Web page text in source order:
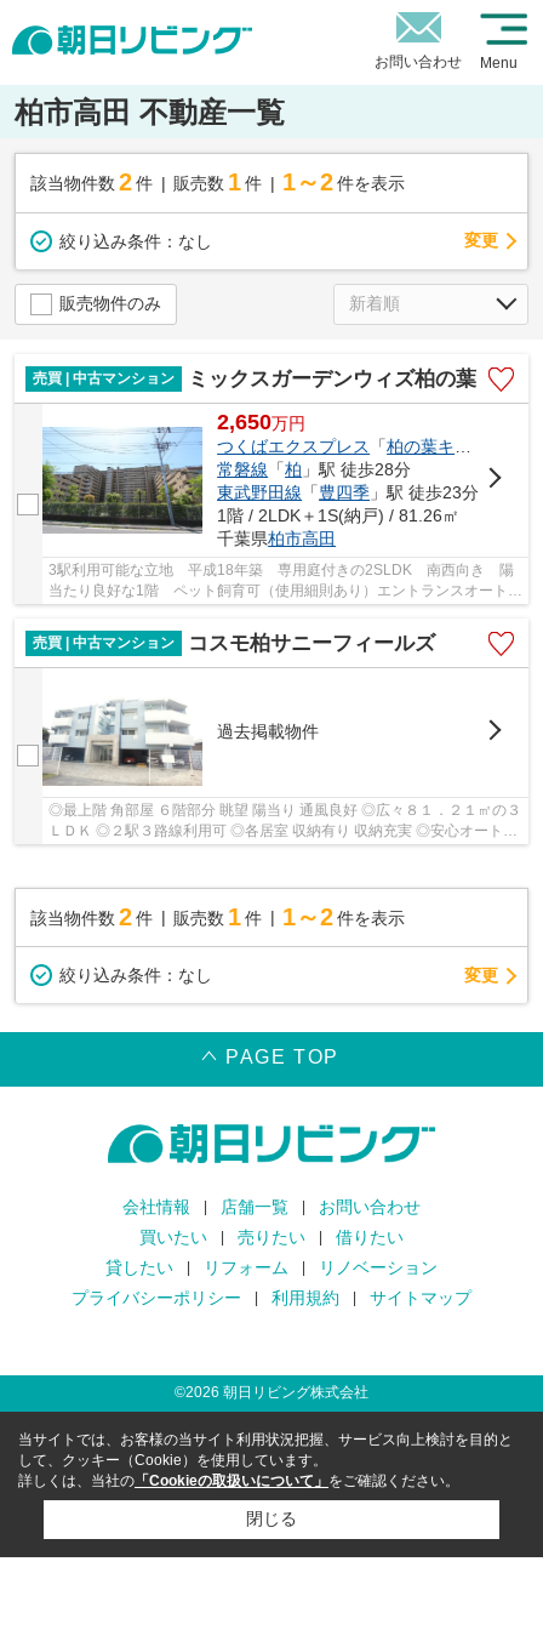
お問い合わせ Menu
柏市高田 不動産一覧
該当物件数 2件 販売数 1 件 1～2 件を表示
絞り込み条件： なし 変更
販売物件のみ
売買 | 中古マンション ミックスガーデンウィズ柏の葉
2,650万円
つくばエクスプレス
「柏の葉キャンパス
常磐線 「柏 」駅 徒歩28分
東武野田線 「豊四季 」駅 徒歩23分
1階 / 2LDK＋1S(納戸) / 81.26㎡
千葉県柏市高田
3駅利用可能な立地 平成18年築 専用庭付きの2SLDK 南西向き 陽
当たり良好な1階 ペット飼育可（使用細則あり）エントランスオートロ
売買 | 中古マンション
コスモ柏サニーフィールズ
過去掲載物件
◎最上階 角部屋 ６階部分 眺望 陽当り 通風良好 ◎広々８１．２１㎡の３
ＬＤＫ ◎２駅３路線利用可 ◎各居室 収納有り 収納充実 ◎安心オートロ
該当物件数 2件 販売数 1 件 1～2 件を表示
絞り込み条件： なし 変更
PAGE TOP
会社情報 店舗一覧
お問い合わせ
買いたい
売りたい
借りたい
貸したい
リフォーム
リノベーション
プライバシーポリシー
利用規約 サイトマップ
©2026 朝日リビング株式会社
当サイトでは、お客様の当サイト利用状況把握、サービス向上検討を目的と
して、クッキー（Cookie）を使用しています。
詳しくは、当社の 「Cookieの取扱いについて」 をご確認ください。
閉じる